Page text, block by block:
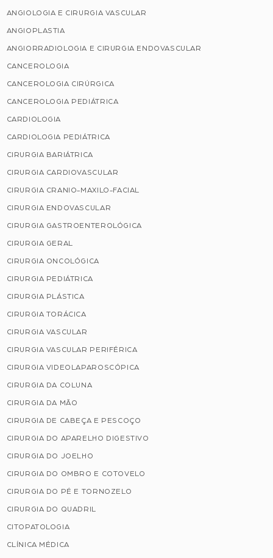
ANGIOLOGIA E CIRURGIA VASCULAR
ANGIOPLASTIA
ANGIORRADIOLOGIA E CIRURGIA ENDOVASCULAR
CANCEROLOGIA
CANCEROLOGIA CIRÚRGICA
CANCEROLOGIA PEDIÁTRICA
CARDIOLOGIA
CARDIOLOGIA PEDIÁTRICA
CIRURGIA BARIÁTRICA
CIRURGIA CARDIOVASCULAR
CIRURGIA CRANIO-MAXILO-FACIAL
CIRURGIA ENDOVASCULAR
CIRURGIA GASTROENTEROLÓGICA
CIRURGIA GERAL
CIRURGIA ONCOLÓGICA
CIRURGIA PEDIÁTRICA
CIRURGIA PLÁSTICA
CIRURGIA TORÁCICA
CIRURGIA VASCULAR
CIRURGIA VASCULAR PERIFÉRICA
CIRURGIA VIDEOLAPAROSCÓPICA
CIRURGIA DA COLUNA
CIRURGIA DA MÃO
CIRURGIA DE CABEÇA E PESCOÇO
CIRURGIA DO APARELHO DIGESTIVO
CIRURGIA DO JOELHO
CIRURGIA DO OMBRO E COTOVELO
CIRURGIA DO PÉ E TORNOZELO
CIRURGIA DO QUADRIL
CITOPATOLOGIA
CLÍNICA MÉDICA